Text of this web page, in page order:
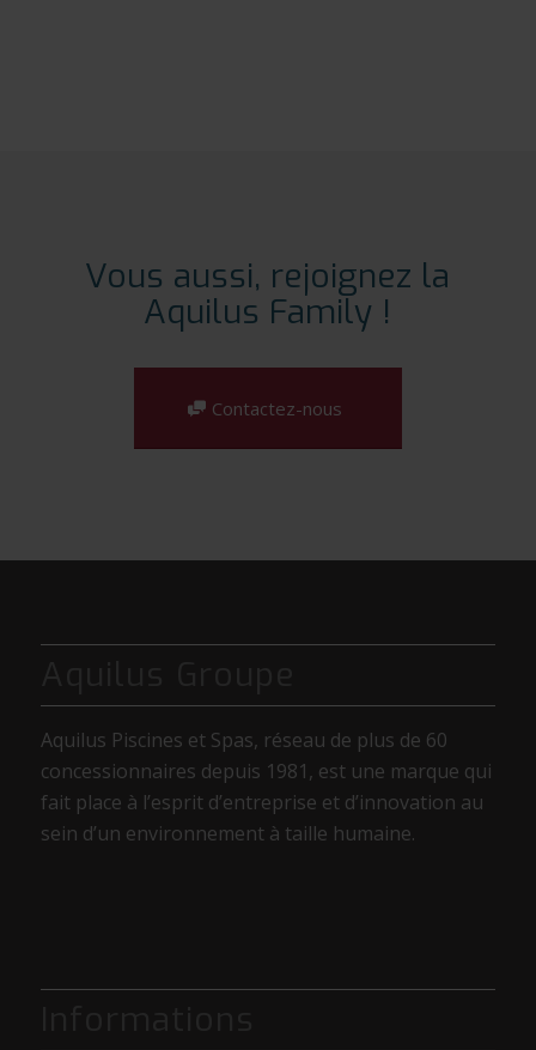
Vous aussi, rejoignez la
Aquilus Family !
Contactez-nous
Aquilus Piscines et Spas, réseau de plus de 60
concessionnaires depuis 1981, est une marque qui
fait place à l’esprit d’entreprise et d’innovation au
sein d’un environnement à taille humaine.